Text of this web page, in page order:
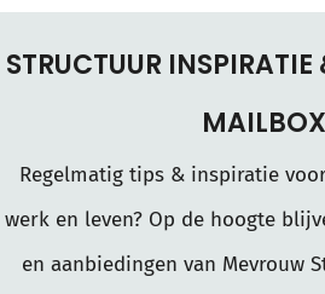
STRUCTUUR
Regelmatig tips & inspiratie
werk en leven? Op de hoogte
en aanbiedingen van Mevrouw